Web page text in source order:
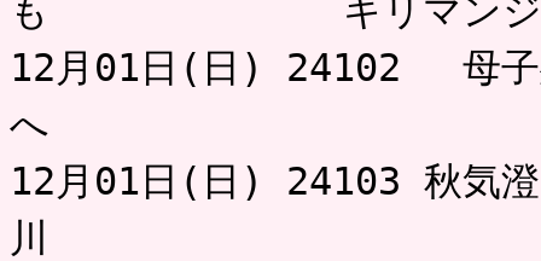
も キリマンジ
12月01日(日) 24102 母子
へ とろ
12月01日(日) 24103 秋気澄
川